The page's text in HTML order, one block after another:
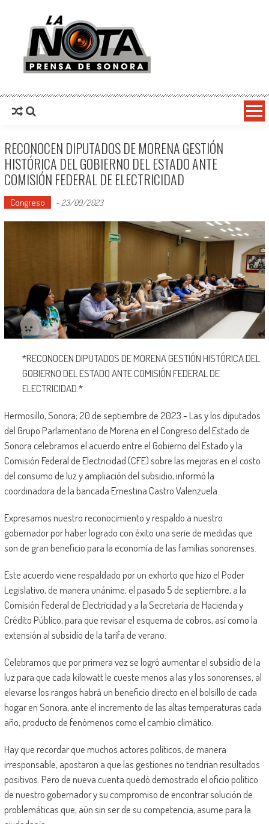
La Nota Prensa De Sonora
RECONOCEN DIPUTADOS DE MORENA GESTIÓN
HISTÓRICA DEL GOBIERNO DEL ESTADO ANTE
COMISIÓN FEDERAL DE ELECTRICIDAD
Congreso - 23/09/2023
*RECONOCEN DIPUTADOS DE MORENA GESTIÓN HISTÓRICA DEL
GOBIERNO DEL ESTADO ANTE COMISIÓN FEDERAL DE
ELECTRICIDAD.*
Hermosillo, Sonora; 20 de septiembre de 2023.- Las y los diputados
del Grupo Parlamentario de Morena en el Congreso del Estado de
Sonora celebramos el acuerdo entre el Gobierno del Estado y la
Comisión Federal de Electricidad (CFE) sobre las mejoras en el costo
del consumo de luz y ampliación del subsidio, informó la
coordinadora de la bancada Ernestina Castro Valenzuela.
Expresamos nuestro reconocimiento y respaldo a nuestro
gobernador por haber logrado con éxito una serie de medidas que
son de gran beneficio para la economía de las familias sonorenses.
Este acuerdo viene respaldado por un exhorto que hizo el Poder
Legislativo, de manera unánime, el pasado 5 de septiembre, a la
Comisión Federal de Electricidad y a la Secretaría de Hacienda y
Crédito Público, para que revisar el esquema de cobros, así como la
extensión al subsidio de la tarifa de verano.
Celebramos que por primera vez se logró aumentar el subsidio de la
luz para que cada kilowatt le cueste menos a las y los sonorenses, al
elevarse los rangos habrá un beneficio directo en el bolsillo de cada
hogar en Sonora, ante el incremento de las altas temperaturas cada
año, producto de fenómenos como el cambio climático.
Hay que recordar que muchos actores políticos, de manera
irresponsable, apostaron a que las gestiones no tendrían resultados
positivos. Pero de nueva cuenta quedó demostrado el oficio político
de nuestro gobernador y su compromiso de encontrar solución de
problemáticas que, aún sin ser de su competencia, asume para la